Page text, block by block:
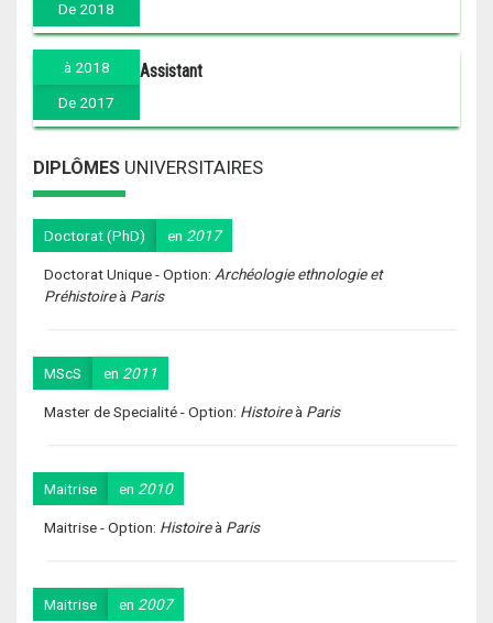
De 2018
à 2018
De 2017
Assistant
DIPLÔMES UNIVERSITAIRES
Doctorat (PhD) en 2017
Doctorat Unique - Option: Archéologie ethnologie et
Préhistoireà Paris
MScS en 2011
Master de Specialité - Option: Histoireà Paris
Maitrise en 2010
Maitrise - Option: Histoireà Paris
Maitrise en 2007